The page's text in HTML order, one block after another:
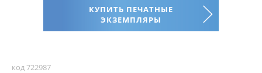
КУПИТЬ ПЕЧАТНЫЕ
ЭКЗЕМПЛЯРЫ
код 722987